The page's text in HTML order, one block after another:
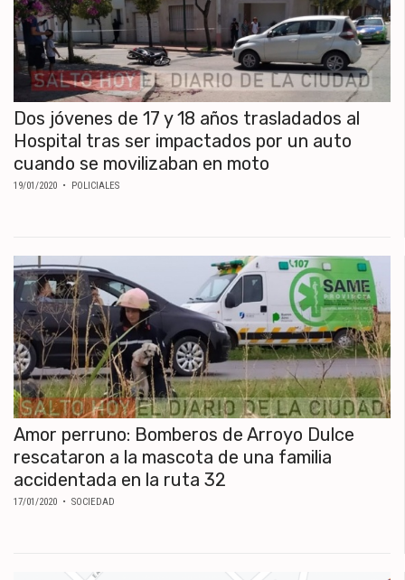
Dos jóvenes de 17 y 18 años trasladados al
Hospital tras ser impactados por un auto
cuando se movilizaban en moto
19/01/2020 • POLICIALES
Amor perruno: Bomberos de Arroyo Dulce
rescataron a la mascota de una familia
accidentada en la ruta 32
17/01/2020 • SOCIEDAD